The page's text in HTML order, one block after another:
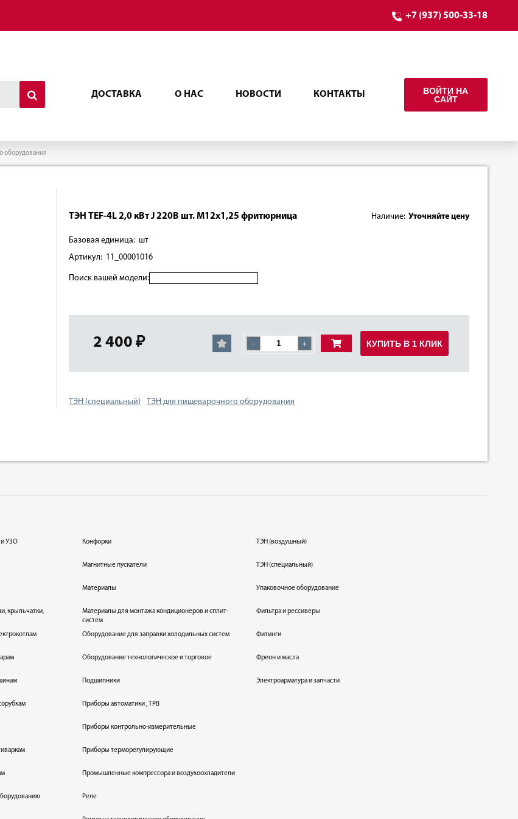
+7 (937) 500-33-18
ДОСТАВКА О НАС НОВОСТИ КОНТАКТЫ
ВОЙТИ НА
САЙТ
оборудования
ТЭН TEF-4L 2,0 кВт J 220В шт. М12х1,25 фритюрница Наличие: Уточняйте цену
Базовая единица: шт
Артикул: 11_00001016
Поиск вашей модели:
2 400 ₽ - + КУПИТЬ В 1 КЛИК
ТЭН (специальный) ТЭН для пищеварочного оборудования
и УЗО
крыльчатки,
Конфорки
Магнитные пускатели
Материалы
Материалы для монтажа кондиционеров и сплит-
систем
Оборудование для заправки холодильных систем
Оборудование технологическое и торговое
Подшипники
Приборы автоматики , ТРВ
Приборы контрольно-измерительные
Приборы терморегулирующие
Промышленные компрессора и воздухоохладители
Реле
ТЭН (воздушный)
ТЭН (специальный)
Упаковочное оборудование
Фильтра и рессиверы
Фитинги
Фреон и масла
Электроарматура и запчасти